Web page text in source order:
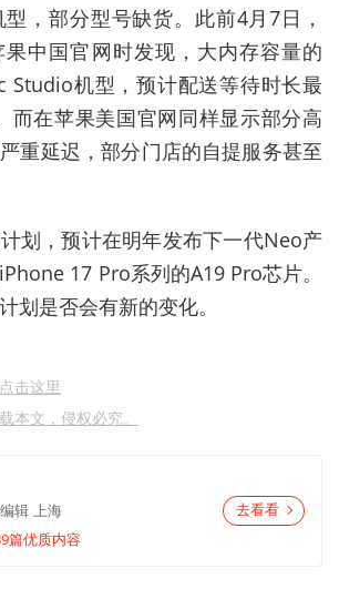
型，部分型号缺货。此前4月7日，
中国官网时发现，大内存容量的
Studio机型，预计配送等待时长最
而在苹果美国官网同样显示部分高
重延迟，部分门店的自提服务甚至
划，预计在明年发布下一代Neo产
iPhone 17 Pro系列的A19 Pro芯片。
划是否会有新的变化。
击这里
本文，侵权必究。
辑 上海
篇优质内容
去看看